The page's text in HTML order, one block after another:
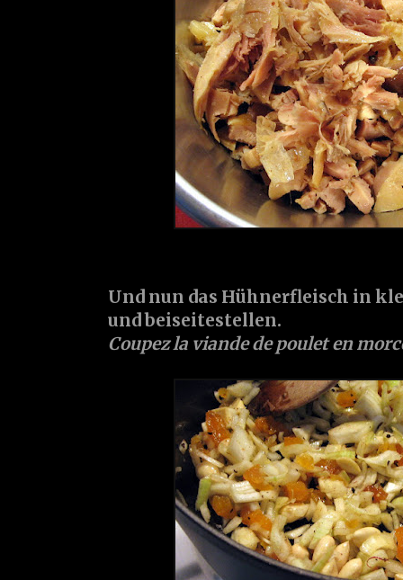
Und nun das Hühnerfleisch in
und beiseitestellen.
Coupez la viande de poulet en